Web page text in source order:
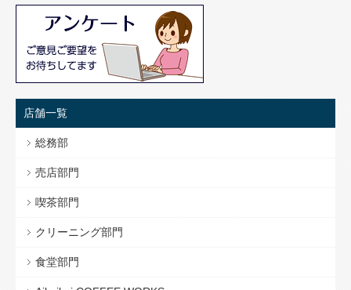
店舗一覧
総務部
売店部門
喫茶部門
クリーニング部門
食堂部門